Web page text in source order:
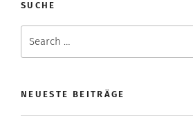
SUCHE
NEUESTE BEITRÄGE